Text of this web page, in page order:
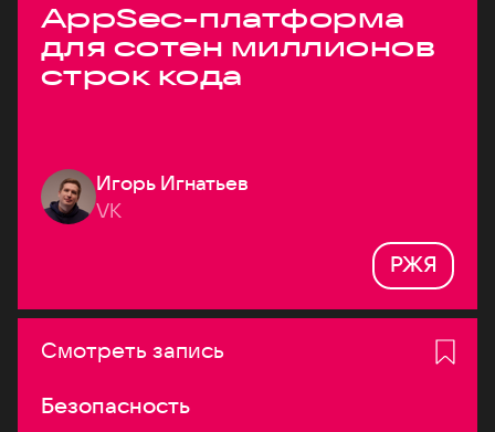
AppSec-платформа
для сотен миллионов
строк кода
Игорь Игнатьев
VK
РЖЯ
Смотреть запись
Безопасность